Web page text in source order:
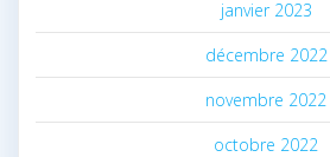
janvier 2023
décembre 2022
novembre 2022
octobre 2022